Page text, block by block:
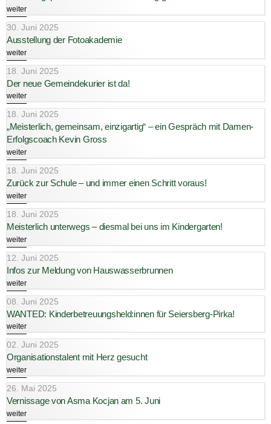
weiter
30. Juni 2025
Ausstellung der Fotoakademie
weiter
18. Juni 2025
Der neue Gemeindekurier ist da!
weiter
18. Juni 2025
„Meisterlich, gemeinsam, einzigartig“ – ein Gespräch mit Damen-
Erfolgscoach Kevin Gross
weiter
18. Juni 2025
Zurück zur Schule – und immer einen Schritt voraus!
weiter
18. Juni 2025
Meisterlich unterwegs – diesmal bei uns im Kindergarten!
weiter
12. Juni 2025
Infos zur Meldung von Hauswasserbrunnen
weiter
08. Juni 2025
WANTED: Kinderbetreuungsheld:innen für Seiersberg-Pirka!
weiter
02. Juni 2025
Organisationstalent mit Herz gesucht
weiter
26. Mai 2025
Vernissage von Asma Kocjan am 5. Juni
weiter